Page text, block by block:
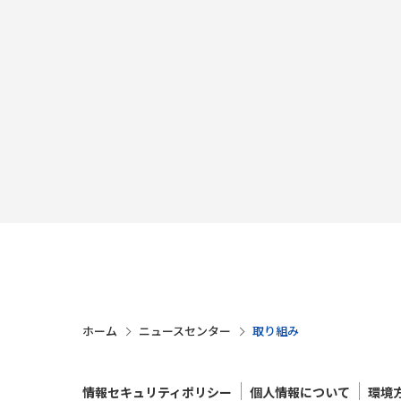
ホーム ニュースセンター 取り組み
情報セキュリティポリシー 個人情報について 環境